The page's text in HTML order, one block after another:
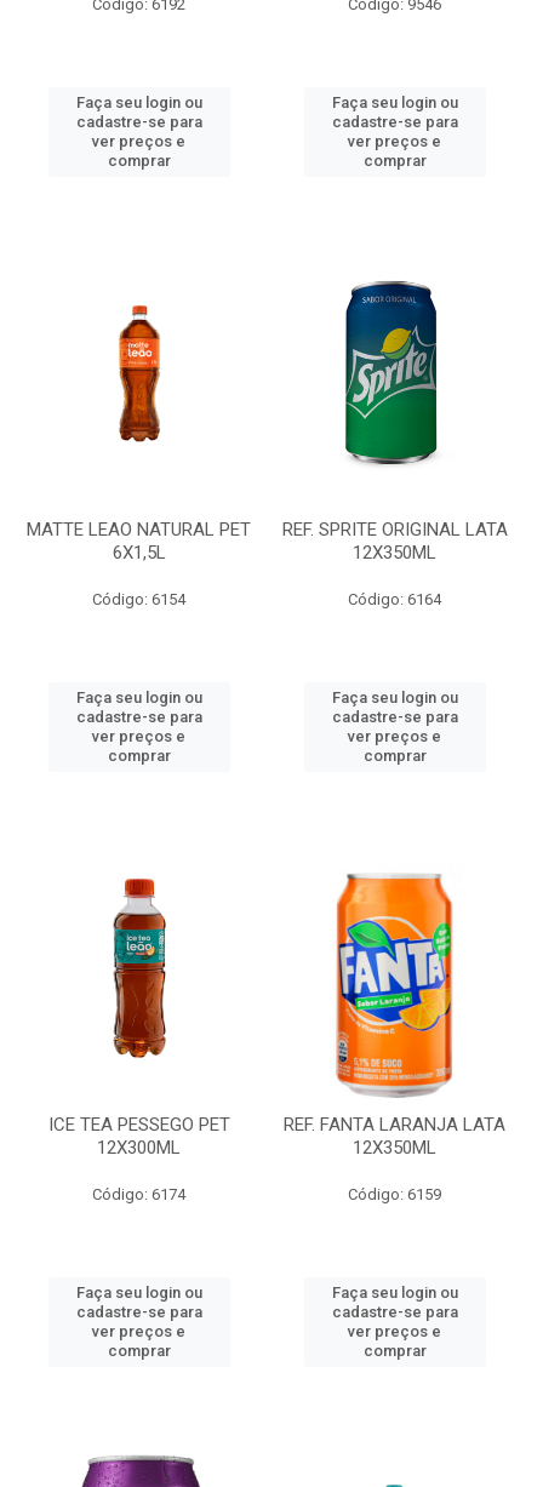
Código: 6192
Faça seu login ou
cadastre-se para
ver preços e
comprar
Código: 9546
Faça seu login ou
cadastre-se para
ver preços e
comprar
MATTE LEAO NATURAL PET
6X1,5L
Código: 6154
Faça seu login ou
cadastre-se para
ver preços e
comprar
REF. SPRITE ORIGINAL LATA
12X350ML
Código: 6164
Faça seu login ou
cadastre-se para
ver preços e
comprar
ICE TEA PESSEGO PET
12X300ML
Código: 6174
Faça seu login ou
cadastre-se para
ver preços e
comprar
REF. FANTA LARANJA LATA
12X350ML
Código: 6159
Faça seu login ou
cadastre-se para
ver preços e
comprar